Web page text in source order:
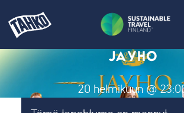
JAYHO
20 helmikuun @